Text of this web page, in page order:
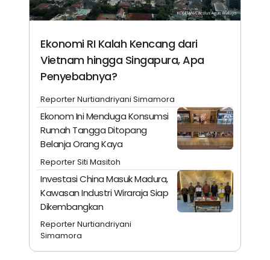
Ekonomi RI Kalah Kencang dari
Vietnam hingga Singapura, Apa
Penyebabnya?
Reporter Nurtiandriyani Simamora
Ekonom Ini Menduga Konsumsi
Rumah Tangga Ditopang
Belanja Orang Kaya
Reporter Siti Masitoh
Investasi China Masuk Madura,
Kawasan Industri Wiraraja Siap
Dikembangkan
Reporter Nurtiandriyani
Simamora